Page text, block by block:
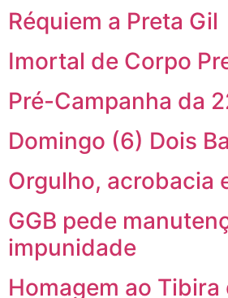
Réquiem a Preta Gil
Imortal de Corpo
Pré-Campanha da
Domingo (6) Dois
Orgulho, acrobacia
GGB pede
impunidade
Homagem ao